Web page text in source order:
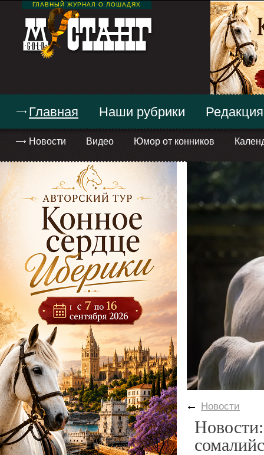
ГЛАВНЫЙ ЖУРНАЛ О ЛОШАДЯХ
Главная
Новости Видео Юмор от конников
Наши рубрики Редакция
← Новости